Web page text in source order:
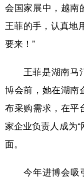
会国家展中，越南
王菲的手，认真地
要来！”
王菲是湖南马
博会前，她在湖南
布采购需求，在平
家企业负责人成为
面。
今年进博会吸